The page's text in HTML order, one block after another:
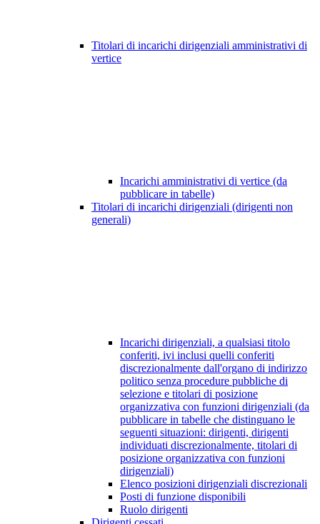
Titolari di incarichi dirigenziali amministrativi di
vertice
Incarichi amministrativi di vertice (da
pubblicare in tabelle)
Titolari di incarichi dirigenziali (dirigenti non
generali)
Incarichi dirigenziali, a qualsiasi titolo
conferiti, ivi inclusi quelli conferiti
discrezionalmente dall'organo di indirizzo
politico senza procedure pubbliche di
selezione e titolari di posizione
organizzativa con funzioni dirigenziali (da
pubblicare in tabelle che distinguano le
seguenti situazioni: dirigenti, dirigenti
individuati discrezionalmente, titolari di
posizione organizzativa con funzioni
dirigenziali)
Elenco posizioni dirigenziali discrezionali
Posti di funzione disponibili
Ruolo dirigenti